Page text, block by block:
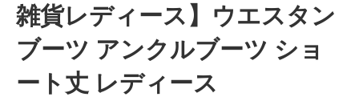
雑貨レディース】ウエスタン
ブーツ アンクルブーツ ショ
ート丈 レディース